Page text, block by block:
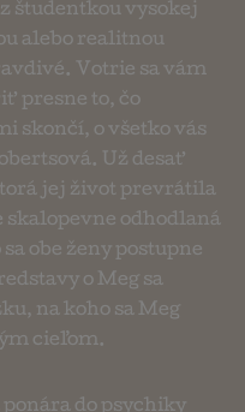
študentkou vysokej
alebo realitnou
Votrie sa vám
presne to, čo
skončí, o všetko vás
Už desať
jej život prevrátila
skalopevne odhodlaná
obe ženy postupne
o Meg sa
na koho sa Meg
cieľom.
do psychiky